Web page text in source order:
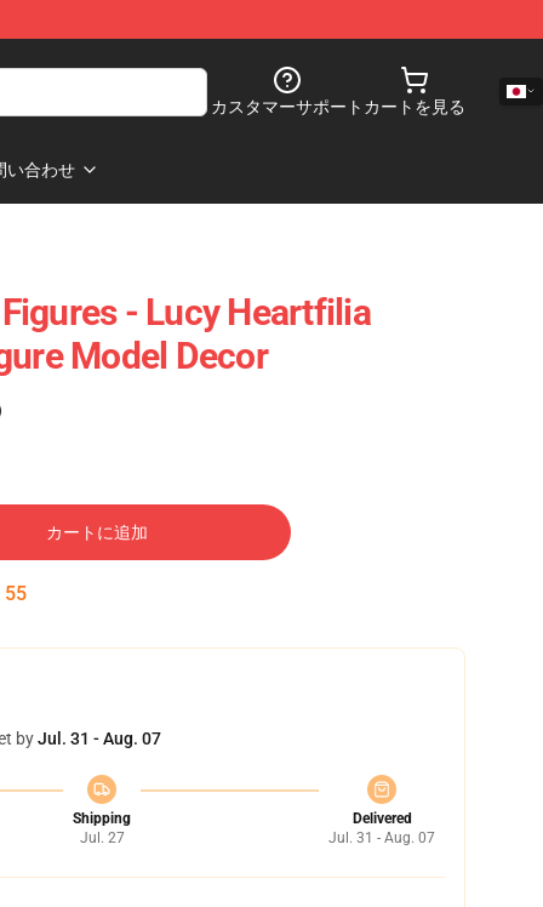
カスタマーサポート カートを見る
い合わせ
- Lucy Heartfilia
Model Decor
カートに追加
55
byJul. 31 - Aug. 07
Shipping
Jul. 27
Delivered
Jul. 31 - Aug. 07